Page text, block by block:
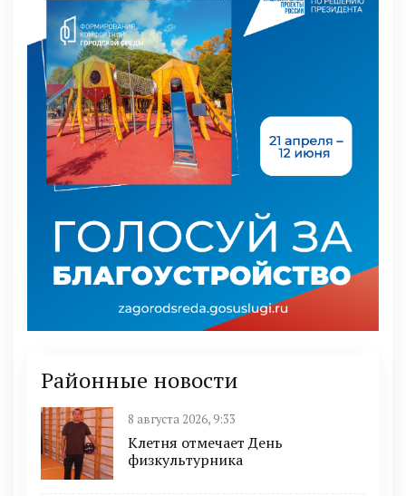
Районные новости
8 августа 2026, 9:33
Клетня отмечает День
физкультурника